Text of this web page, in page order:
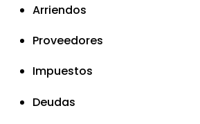
Arriendos
Proveedores
Impuestos
Deudas